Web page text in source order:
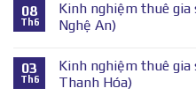
08
Th6
Kinh nghiệm thuê
Nghệ An)
03
Th6
Kinh nghiệm thuê
Thanh Hóa)